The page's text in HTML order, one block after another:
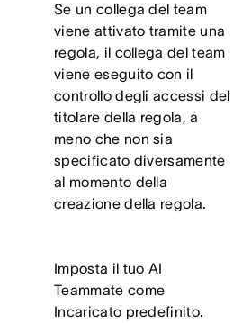
Se un collega del team
viene attivato tramite una
regola, il collega del team
viene eseguito con il
controllo degli accessi del
titolare della regola, a
meno che non sia
specificato diversamente
al momento della
creazione della regola.
Imposta il tuo AI
Teammate come
Incaricato predefinito.